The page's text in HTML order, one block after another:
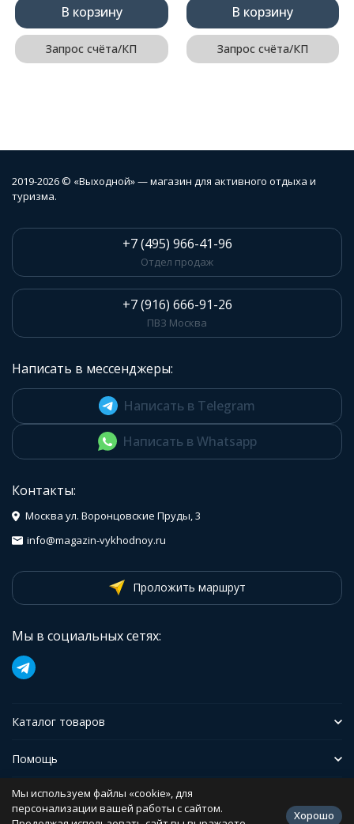
В корзину
Запрос счёта/КП
В корзину
Запрос счёта/КП
2019-2026 © «Выходной» — магазин для активного отдыха и
туризма.
+7 (495) 966-41-96
Отдел продаж
+7 (916) 666-91-26
ПВЗ Москва
Написать в мессенджеры:
Написать в Telegram
Написать в Whatsapp
Контакты:
Москва ул. Воронцовские Пруды, 3
info@magazin-vykhodnoy.ru
Проложить маршрут
Мы в социальных сетях:
Каталог товаров
Помощь
Иформация
Мы используем файлы «cookie», для
персонализации вашей работы с сайтом.
Хорошо